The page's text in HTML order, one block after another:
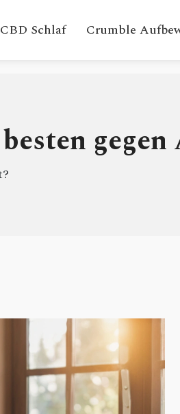
CBD Schlaf Crumble
gegen